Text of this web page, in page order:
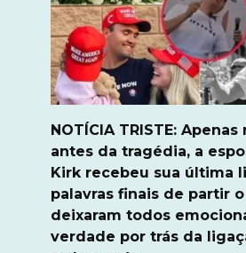
NOTÍCIA TRISTE:
antes da tragédia, a
Kirk recebeu sua última
palavras finais de partir
deixaram todos
verdade por trás da